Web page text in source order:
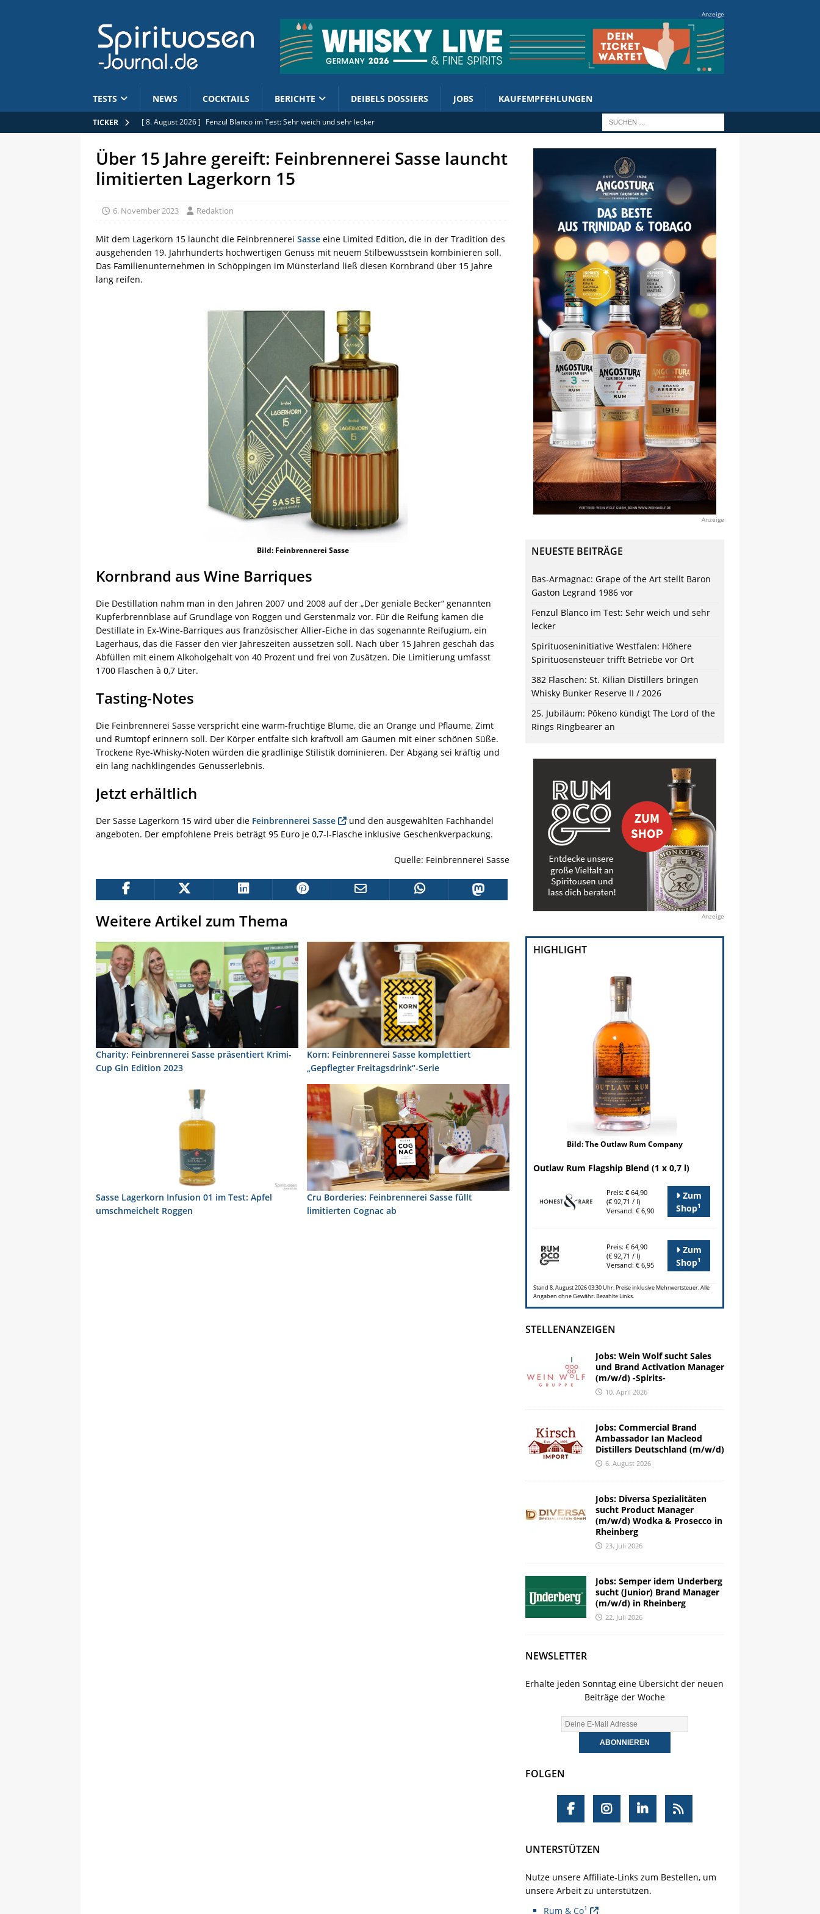
Anzeige
TESTS NEWS COCKTAILS BERICHTE DEIBELS DOSSIERS JOBS KAUFEMPFEHLUNGEN
TICKER [ 8. August 2026 ] Fenzul Blanco im Test: Sehr weich und sehr lecker
[ 7. August 2026 ] 382 Flaschen: St. Kilian Distillers bringen Whisky Bunker Reserve II / 2026
[ 7. August 2026 ] 25. Jubiläum: Pōkeno kündigt The Lord of the Rings Ringbearer an
[ 8. August 2026 ]
Über 15 Jahre gereift: Feinbrennerei Sasse launcht
limitierten Lagerkorn 15
6. November 2023 Redaktion
Mit dem Lagerkorn 15 launcht die Feinbrennerei Sasse eine Limited Edition, die in der Tradition des
ausgehenden 19. Jahrhunderts hochwertigen Genuss mit neuem Stilbewusstsein kombinieren soll.
Das Familienunternehmen in Schöppingen im Münsterland ließ diesen Kornbrand über 15 Jahre
lang reifen.
Bild: Feinbrennerei Sasse
Kornbrand aus Wine Barriques
Die Destillation nahm man in den Jahren 2007 und 2008 auf der „Der geniale Becker“ genannten
Kupferbrennblase auf Grundlage von Roggen und Gerstenmalz vor. Für die Reifung kamen die
Destillate in Ex-Wine-Barriques aus französischer Allier-Eiche in das sogenannte Reifugium, ein
Lagerhaus, das die Fässer den vier Jahreszeiten aussetzen soll. Nach über 15 Jahren geschah das
Abfüllen mit einem Alkoholgehalt von 40 Prozent und frei von Zusätzen. Die Limitierung umfasst
1700 Flaschen à 0,7 Liter.
Tasting-Notes
Die Feinbrennerei Sasse verspricht eine warm-fruchtige Blume, die an Orange und Pflaume, Zimt
und Rumtopf erinnern soll. Der Körper entfalte sich kraftvoll am Gaumen mit einer schönen Süße.
Trockene Rye-Whisky-Noten würden die gradlinige Stilistik dominieren. Der Abgang sei kräftig und
ein lang nachklingendes Genusserlebnis.
Jetzt erhältlich
Der Sasse Lagerkorn 15 wird über die Feinbrennerei Sasse
und den ausgewählten Fachhandel
angeboten. Der empfohlene Preis beträgt 95 Euro je 0,7-l-Flasche inklusive Geschenkverpackung.
Quelle: Feinbrennerei Sasse
Weitere Artikel zum Thema
Charity: Feinbrennerei Sasse präsentiert Krimi-
Cup Gin Edition 2023
Korn: Feinbrennerei Sasse komplettiert
„Gepflegter Freitagsdrink“-Serie
Sasse Lagerkorn Infusion 01 im Test: Apfel
umschmeichelt Roggen
Cru Borderies: Feinbrennerei Sasse füllt
limitierten Cognac ab
Anzeige
NEUESTE BEITRÄGE
Bas-Armagnac: Grape of the Art stellt Baron
Gaston Legrand 1986 vor
Fenzul Blanco im Test: Sehr weich und sehr
lecker
Spirituoseninitiative Westfalen: Höhere
Spirituosensteuer trifft Betriebe vor Ort
382 Flaschen: St. Kilian Distillers bringen
Whisky Bunker Reserve II / 2026
25. Jubiläum: Pōkeno kündigt The Lord of the
Rings Ringbearer an
Anzeige
HIGHLIGHT
Bild: The Outlaw Rum Company
Outlaw Rum Flagship Blend (1 x 0,7 l)
Preis: € 64,90
(€ 92,71 / l)
Versand: € 6,90
Zum
Shop1
Preis: € 64,90
(€ 92,71 / l)
Versand: € 6,95
Zum
Shop1
Stand 8. August 2026 03:30 Uhr. Preise inklusive Mehrwertsteuer. Alle
Angaben ohne Gewähr. Bezahlte Links.
STELLENANZEIGEN
Jobs: Wein Wolf sucht Sales
und Brand Activation Manager
(m/w/d) -Spirits-
10. April 2026
Jobs: Commercial Brand
Ambassador Ian Macleod
Distillers Deutschland (m/w/d)
6. August 2026
Jobs: Diversa Spezialitäten
sucht Product Manager
(m/w/d) Wodka & Prosecco in
Rheinberg
23. Juli 2026
Jobs: Semper idem Underberg
sucht (Junior) Brand Manager
(m/w/d) in Rheinberg
22. Juli 2026
NEWSLETTER
Erhalte jeden Sonntag eine Übersicht der neuen
Beiträge der Woche
FOLGEN
UNTERSTÜTZEN
Nutze unsere Affiliate-Links zum Bestellen, um
unsere Arbeit zu unterstützen.
Rum & Co1